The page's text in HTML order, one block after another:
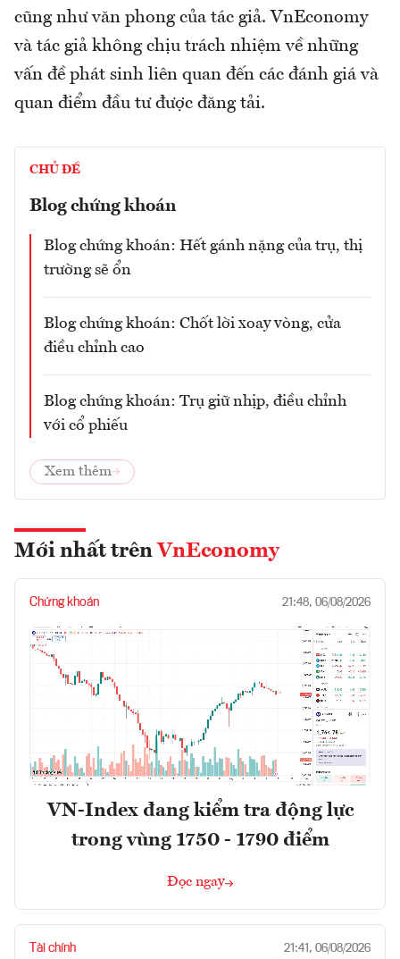
cũng như văn phong của tác giả. VnEconomy
và tác giả không chịu trách nhiệm về những
vấn đề phát sinh liên quan đến các đánh giá và
quan điểm đầu tư được đăng tải.
CHỦ ĐỀ
Blog chứng khoán
Blog chứng khoán: Hết gánh nặng của trụ, thị
trường sẽ ổn
Blog chứng khoán: Chốt lời xoay vòng, cửa
điều chỉnh cao
Blog chứng khoán: Trụ giữ nhịp, điều chỉnh
với cổ phiếu
Xem thêm
Mới nhất trên VnEconomy
Chứng khoán 21:48, 06/08/2026
VN-Index đang kiểm tra động lực
trong vùng 1750 - 1790 điểm
Đọc ngay
Tài chính 21:41, 06/08/2026